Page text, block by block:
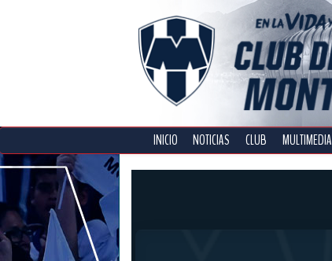
INICIO NOTICIAS CLUB MULTIMEDIA